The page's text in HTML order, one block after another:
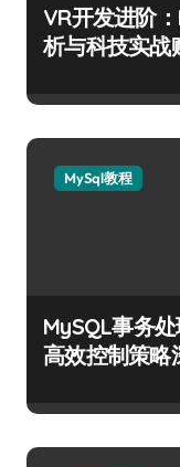
VR开发进阶
析与科技实战
MySql教程
MySQL事务
高效控制策略